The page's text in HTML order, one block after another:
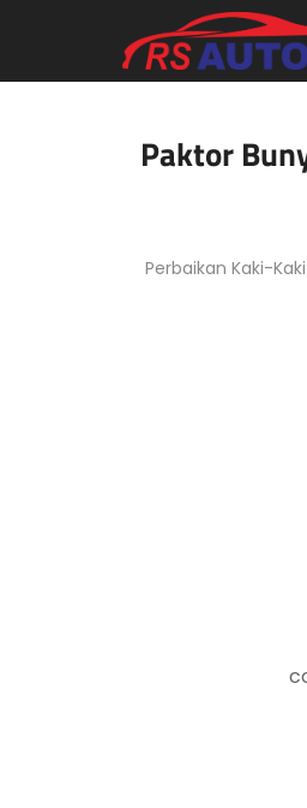
Paktor
Perbaikan Kaki-
contoh